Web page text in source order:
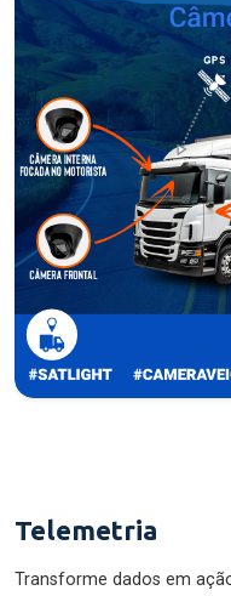
Telemetria
Transforme dados em